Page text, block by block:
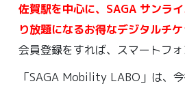
佐賀駅を中心に、SAGA サンラ
り放題になるお得なデジタルチケ
会員登録をすれば、スマートフ
「SAGA Mobility LABO」は、